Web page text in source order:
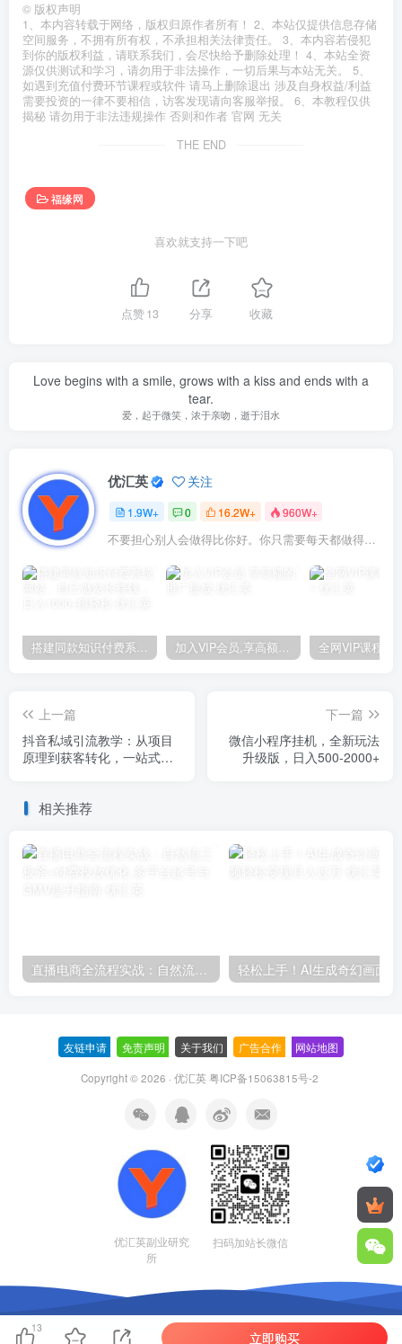
© 版权声明
1、本内容转载于网络，版权归原作者所有！ 2、本站仅提供信息存储
空间服务，不拥有所有权，不承担相关法律责任。 3、本内容若侵犯
到你的版权利益，请联系我们，会尽快给予删除处理！ 4、本站全资
源仅供测试和学习，请勿用于非法操作，一切后果与本站无关。 5、
如遇到充值付费环节课程或软件 请马上删除退出 涉及自身权益/利益
需要投资的一律不要相信，访客发现请向客服举报。 6、本教程仅供
揭秘 请勿用于非法违规操作 否则和作者 官网 无关
THE END
福缘网
喜欢就支持一下吧
点赞13 分享 收藏
Love begins with a smile, grows with a kiss and ends with a
tear.
爱，起于微笑，浓于亲吻，逝于泪水
优汇英 关注
1.9W+ 0 16.2W+ 960W+
不要担心别人会做得比你好。你只需要每天都做得比前一天好就可以了
搭建同款知识付费系统网站，自己做站长挣钱，日入1000+很轻松 加入VIP会员,享高额的推广提成
上一篇
抖音私域引流教学：从项目
原理到获客转化，一站式学
下一篇
微信小程序挂机，全新玩法
升级版，日入500-2000+
相关推荐
直播电商全流程实战：自然流三板斧+付费投放优化,多平台起号与GMV提升指南
友链申请 免责声明 关于我们 广告合作 网站地图
Copyright © 2026 · 优汇英粤ICP备15063815号-2
优汇英副业研究
所
扫码加站长微信
13
立即购买